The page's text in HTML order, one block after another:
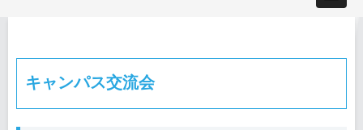
キャンパス交流会